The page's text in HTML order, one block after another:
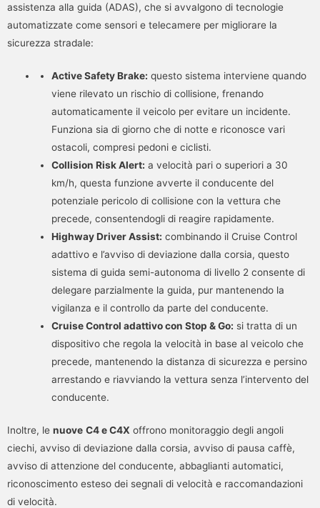
assistenza alla guida (ADAS), che si avvalgono di tecnologie
automatizzate come sensori e telecamere per migliorare la
sicurezza stradale:
Active Safety Brake: questo sistema interviene quando
viene rilevato un rischio di collisione, frenando
automaticamente il veicolo per evitare un incidente.
Funziona sia di giorno che di notte e riconosce vari
ostacoli, compresi pedoni e ciclisti.
Collision Risk Alert: a velocità pari o superiori a 30
km/h, questa funzione avverte il conducente del
potenziale pericolo di collisione con la vettura che
precede, consentendogli di reagire rapidamente.
Highway Driver Assist: combinando il Cruise Control
adattivo e l’avviso di deviazione dalla corsia, questo
sistema di guida semi-autonoma di livello 2 consente di
delegare parzialmente la guida, pur mantenendo la
vigilanza e il controllo da parte del conducente.
Cruise Control adattivo con Stop & Go: si tratta di un
dispositivo che regola la velocità in base al veicolo che
precede, mantenendo la distanza di sicurezza e persino
arrestando e riavviando la vettura senza l’intervento del
conducente.
Inoltre, le nuove C4 e C4X offrono monitoraggio degli angoli
ciechi, avviso di deviazione dalla corsia, avviso di pausa caffè,
avviso di attenzione del conducente, abbaglianti automatici,
riconoscimento esteso dei segnali di velocità e raccomandazioni
di velocità.